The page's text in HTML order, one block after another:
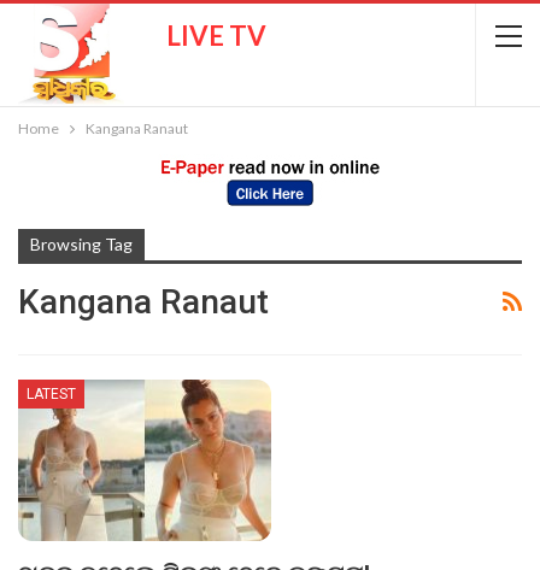
LIVE TV
Home Kangana Ranaut
Browsing Tag
Kangana Ranaut
LATEST